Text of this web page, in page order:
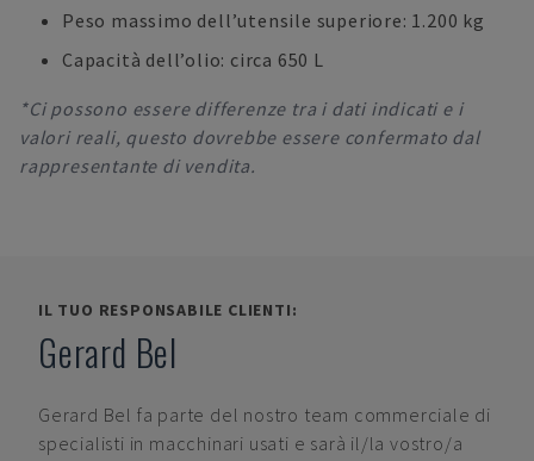
Peso massimo dell’utensile superiore: 1.200 kg
Capacità dell’olio: circa 650 L
*Ci possono essere differenze tra i dati indicati e i
valori reali, questo dovrebbe essere confermato dal
rappresentante di vendita.
IL TUO RESPONSABILE CLIENTI:
Gerard Bel
Gerard Bel fa parte del nostro team commerciale di
specialisti in macchinari usati e sarà il/la vostro/a